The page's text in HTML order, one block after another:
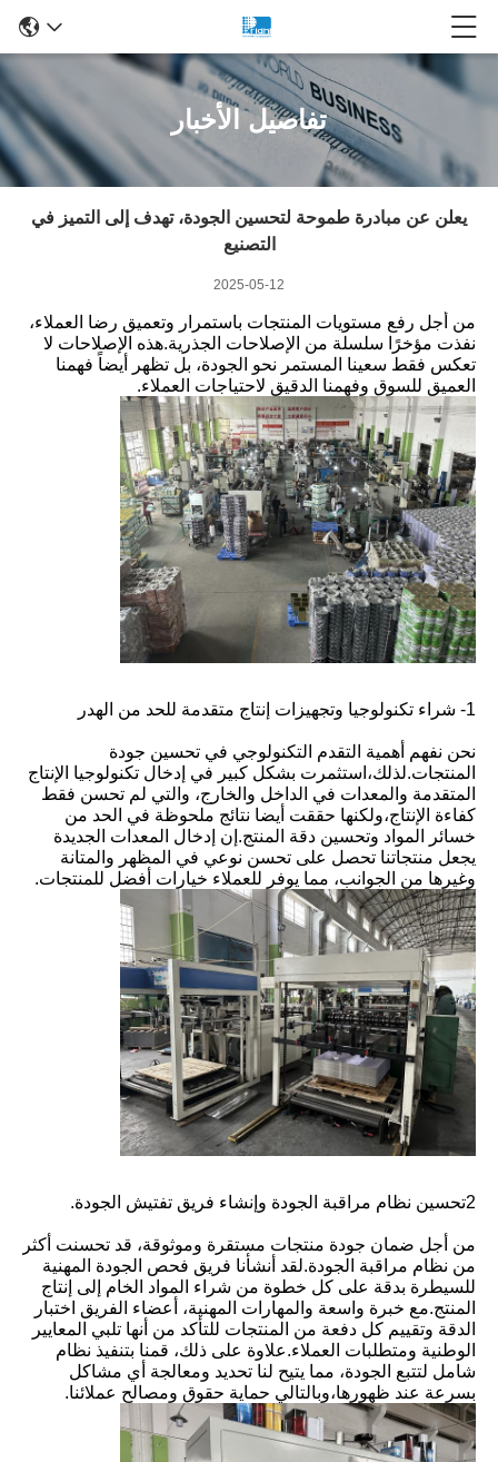
تفاصيل الأخبار
يعلن عن مبادرة طموحة لتحسين الجودة، تهدف إلى التميز في
التصنيع
2025-05-12
من أجل رفع مستويات المنتجات باستمرار وتعميق رضا العملاء،
نفذت مؤخرًا سلسلة من الإصلاحات الجذرية.هذه الإصلاحات لا
تعكس فقط سعينا المستمر نحو الجودة، بل تظهر أيضاً فهمنا
العميق للسوق وفهمنا الدقيق لاحتياجات العملاء.
1- شراء تكنولوجيا وتجهيزات إنتاج متقدمة للحد من الهدر
نحن نفهم أهمية التقدم التكنولوجي في تحسين جودة
المنتجات.لذلك،استثمرت بشكل كبير في إدخال تكنولوجيا الإنتاج
المتقدمة والمعدات في الداخل والخارج، والتي لم تحسن فقط
كفاءة الإنتاج،ولكنها حققت أيضا نتائج ملحوظة في الحد من
خسائر المواد وتحسين دقة المنتج.إن إدخال المعدات الجديدة
يجعل منتجاتنا تحصل على تحسن نوعي في المظهر والمتانة
وغيرها من الجوانب، مما يوفر للعملاء خيارات أفضل للمنتجات.
2تحسين نظام مراقبة الجودة وإنشاء فريق تفتيش الجودة.
من أجل ضمان جودة منتجات مستقرة وموثوقة، قد تحسنت أكثر
من نظام مراقبة الجودة.لقد أنشأنا فريق فحص الجودة المهنية
للسيطرة بدقة على كل خطوة من شراء المواد الخام إلى إنتاج
المنتج.مع خبرة واسعة والمهارات المهنية، أعضاء الفريق اختبار
الدقة وتقييم كل دفعة من المنتجات للتأكد من أنها تلبي المعايير
الوطنية ومتطلبات العملاء.علاوة على ذلك، قمنا بتنفيذ نظام
شامل لتتبع الجودة، مما يتيح لنا تحديد ومعالجة أي مشاكل
بسرعة عند ظهورها،وبالتالي حماية حقوق ومصالح عملائنا.